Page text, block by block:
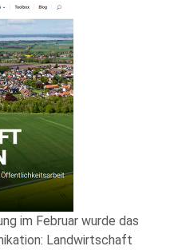
im Februar wurde das
Landwirtschaft